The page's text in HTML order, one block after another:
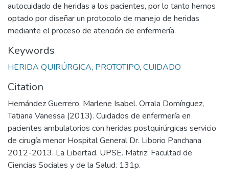
autocuidado de heridas a los pacientes, por lo tanto hemos
optado por diseñar un protocolo de manejo de heridas
mediante el proceso de atención de enfermería.
Keywords
HERIDA QUIRÚRGICA, PROTOTIPO, CUIDADO
Citation
Hernández Guerrero, Marlene Isabel. Orrala Domínguez,
Tatiana Vanessa (2013). Cuidados de enfermería en
pacientes ambulatorios con heridas postquirúrgicas servicio
de cirugía menor Hospital General Dr. Liborio Panchana
2012-2013. La Libertad. UPSE. Matriz: Facultad de
Ciencias Sociales y de la Salud. 131p.